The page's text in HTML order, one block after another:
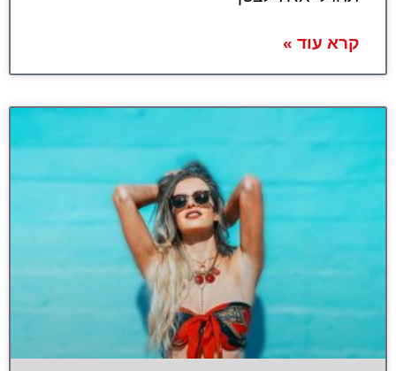
קרא עוד »